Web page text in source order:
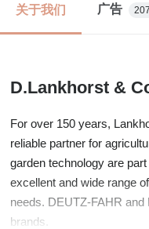
关于我们 广告 207
D.Lankhorst &
For over 150 years,
reliable partner for
garden technology are
excellent and wide range
needs. DEUTZ-FAHR
brands.